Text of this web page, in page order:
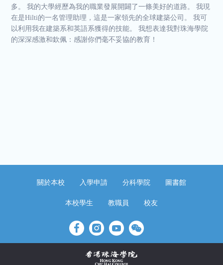
多。 我的大學經歷為我的職業發展開闢了一條美好的道路。 我現
在是Hilti的一名管理助理，這是一家領先的全球建築公司。 我可
以利用我在建築系和英語系獲得的技能。 我想表達我對珠海學院
的深深感激和欽佩：感謝你們毫不妥協的教育！
關於本校 入學申請 分科學院 圖書館
本校學生 教職員 校友